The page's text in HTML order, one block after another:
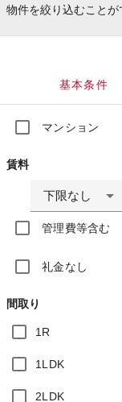
物件を絞り込むことが
基本条件
マンション
賃料
下限なし
管理費等含む
礼金なし
間取り
1R
1LDK
2LDK